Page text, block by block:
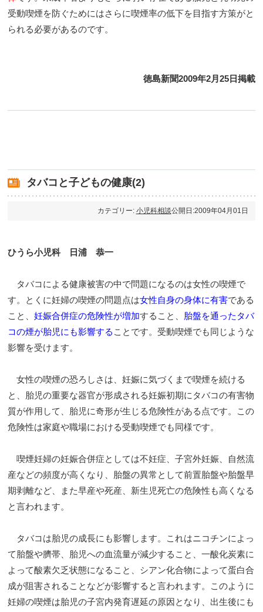
受動喫煙を防ぐためにはさらに喫煙率の低下を目指す方策がと
られる必要があるのです。
徳島新聞2009年2月25日掲載
タバコと子どもの健康(2)
カテゴリー: 小児科相談公開日:2009年04月01日
ひうら小児科 日浦 恭一
タバコによる健康被害の中で問題になるのは女性の喫煙で
す。とくに妊婦の喫煙の問題点は女性自身の身体に有害である
こと、妊娠合併症の危険性が増加すること、 胎盤を通ったタバ
コの煙が胎児にも影響する ことです。受動喫煙でも同じような
影響を受けます。
女性の喫煙の恐ろしさは、妊娠に気づくまで喫煙を続ける
と、胎児の重要な器官が形成される妊娠初期にタバコの有害物
質が作用して、胎児に奇形が生じる危険性がある点です。この
危険性は家庭や職場における受動喫煙でも同様です。
喫煙妊婦の妊娠合併症としては不妊症、子宮外妊娠、自然流
産などの頻度が高くなり、胎盤の異常として前置胎盤や胎盤早
期剥離など、また早産や死産、新生児死亡の危険性も高くなる
と言われます。
タバコは胎児の成長にも影響します。これはニコチンによっ
て胎盤や臍帯、胎児への血流量が減少すること、一酸化炭素に
よって酸素欠乏状態になること、シアン化合物によって蛋白合
成が阻害されることなどが影響すると言われます。このように
妊婦の喫煙は胎児の子宮内発育遅延の原因となり、出生後にも